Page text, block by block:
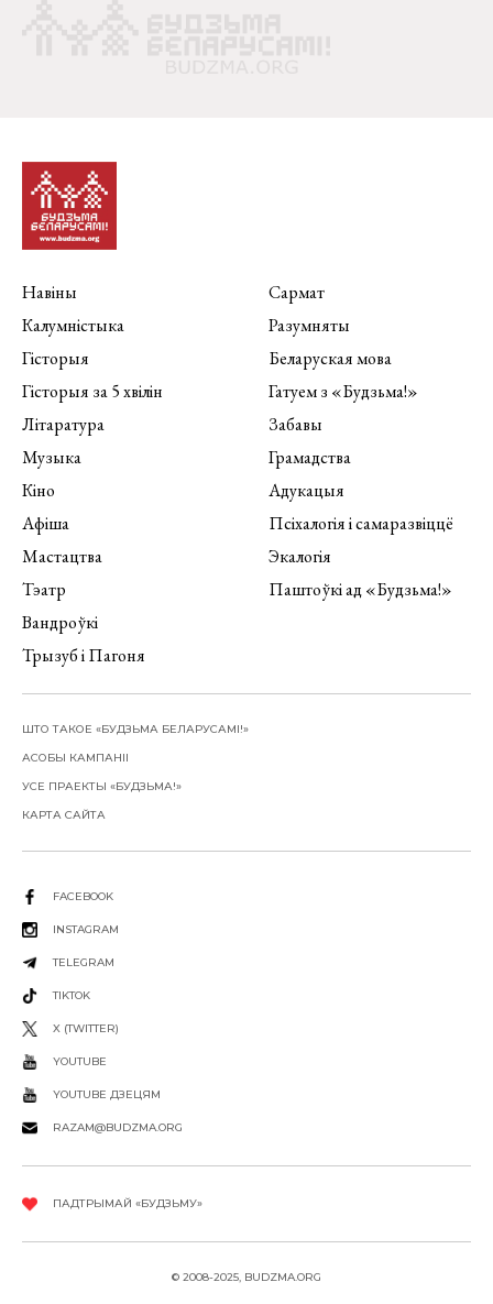
Навіны
Калумністыка
Гісторыя
Гісторыя за 5 хвілін
Літаратура
Музыка
Кіно
Афіша
Мастацтва
Тэатр
Вандроўкі
Трызуб і Пагоня
Сармат
Разумняты
Беларуская мова
Гатуем з «Будзьма!»
Забавы
Грамадства
Адукацыя
Псіхалогія і самаразвіццё
Экалогія
Паштоўкі ад «Будзьма!»
ШТО ТАКОЕ «БУДЗЬМА БЕЛАРУСАМІ!»
АСОБЫ КАМПАНІІ
УСЕ ПРАЕКТЫ «БУДЗЬМА!»
КАРТА САЙТА
FACEBOOK
INSTAGRAM
TELEGRAM
TIKTOK
X (TWITTER)
YOUTUBE
YOUTUBE ДЗЕЦЯМ
RAZAM@BUDZMA.ORG
ПАДТРЫМАЙ «БУДЗЬМУ»
© 2008-2025, BUDZMA.ORG